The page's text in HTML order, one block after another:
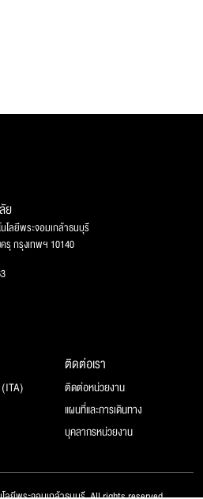
ย
โลยีพระจอมเกล้าธนบุรี
รุ กรุงเทพฯ 10140
ติดต่อเรา
ติดต่อหน่วยงาน
แผนที่และการเดินทาง
บุคลากรหน่วยงาน